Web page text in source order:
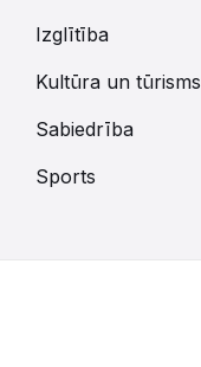
Izglītība
Kultūra un tūrisms
Sabiedrība
Sports